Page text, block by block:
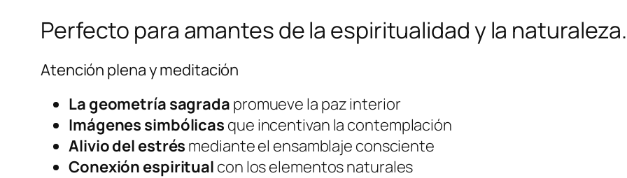
Perfecto para amantes de la espiritualidad y la naturaleza.
Atención plena y meditación
La geometría sagrada promueve la paz interior
Imágenes simbólicas que incentivan la contemplación
Alivio del estrés mediante el ensamblaje consciente
Conexión espiritual con los elementos naturales